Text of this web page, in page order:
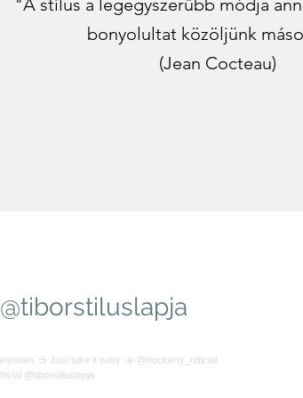
"A stílus a legegyszerűbb módja
bonyolultat közöljünk
(Jean Cocteau)
@tiborstiluslapja